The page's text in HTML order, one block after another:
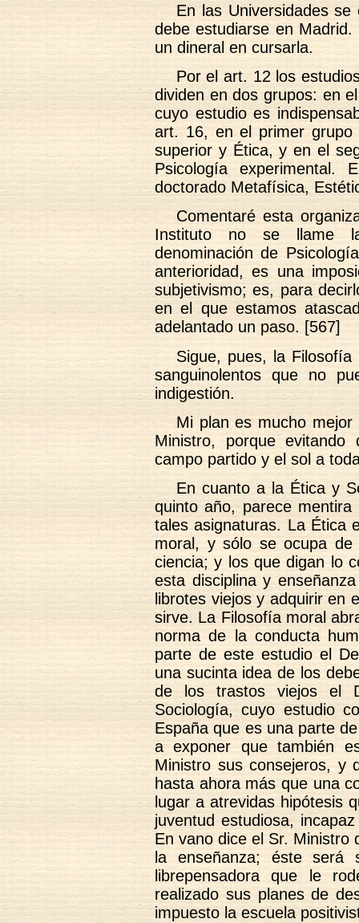
En las Universidades
debe estudiarse en
un dineral en cursarla.
Por el art. 12 los
dividen en dos grupos: en
cuyo estudio es
art. 16, en el primer grupo
superior y Ética, y en el
Psicología
doctorado Metafísica,
Comentaré esta
Instituto no se llame
denominación de
anterioridad, es una
subjetivismo; es, para
en el que estamos
adelantado un paso. [567]
Sigue, pues, la
sanguinolentos que no
indigestión.
Mi plan es mucho
Ministro, porque evitando
campo partido y el sol a
En cuanto a la Ética y
quinto año, parece
tales asignaturas. La Ética
moral, y sólo se ocupa de
ciencia; y los que digan lo
esta disciplina y
librotes viejos y adquirir en
sirve. La Filosofía moral
norma de la conducta
parte de este estudio el
una sucinta idea de los
de los trastos viejos el
Sociología, cuyo estudio
España que es una parte
a exponer que también
Ministro sus consejeros, y
hasta ahora más que una
lugar a atrevidas hipótesis
juventud estudiosa,
En vano dice el Sr. Ministro
la enseñanza; éste será
librepensadora que le
realizado sus planes de
impuesto la escuela